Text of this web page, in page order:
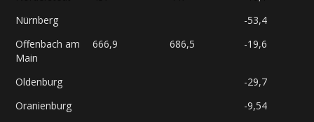
Nürnberg
-53,4
Offenbach am
Main
666,9 686,5 -19,6
Oldenburg
-29,7
Oranienburg
-9,54